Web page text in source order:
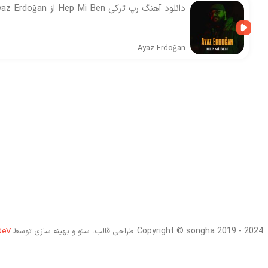
دانلود آهنگ رپ ترکی Hep Mi Ben از Ayaz Erdoğan
Ayaz Erdoğan
Copyright © songha 2019 - 2024 طراحی قالب، سئو و بهینه سازی توسط